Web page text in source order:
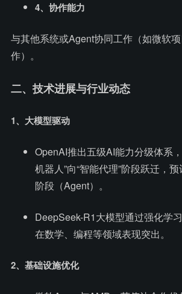
4、协作能力
与其他系统或Agent协同工作（如微软
作）。
二、技术进展与行业动态
1、大模型驱动
OpenAI推出五级AI能力分级体系
机器人”向“智能代理”阶段跃迁，
阶段（Agent）。
DeepSeek-R1大模型通过强化学
在数学、编程等领域表现突出。
2、基础设施优化